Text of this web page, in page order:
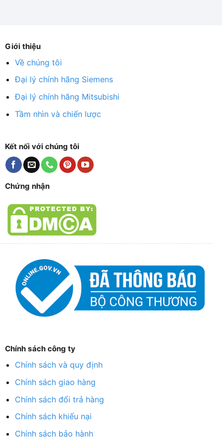
Giới thiệu
Về chúng tôi
Đại lý chính hãng Siemens
Đại lý chính hãng Mitsubishi
Tầm nhìn và chiến lược
Kết nối với chúng tôi
Chứng nhận
Chính sách công ty
Chính sách và quy định
Chính sách giao hàng
Chính sách đổi trả hàng
Chính sách khiếu nại
Chính sách bảo hành